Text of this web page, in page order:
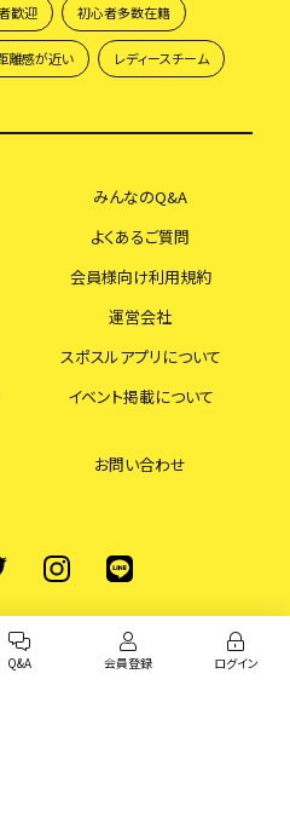
歓迎 初心者多数在籍
離感が近い レディースチーム
みんなのQ&A
よくあるご質問
会員様向け利用規約
運営会社
スポスルアプリについて
イベント掲載について
お問い合わせ
Q&A 会員登録 ログイン